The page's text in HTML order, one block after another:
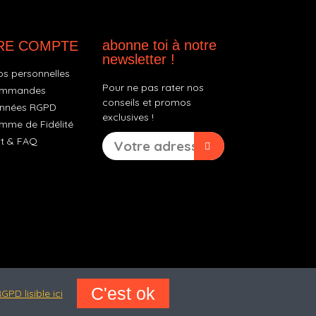
directs.
excessive.
genouillères ne glissent pendant l’effort.
COMPTE
personnelles
RGPD
de Fidélité
& FAQ
abonne toi à notre
newsletter !
Pour ne pas rater nos
conseils et promos
exclusives !
lisible ici C'est ok